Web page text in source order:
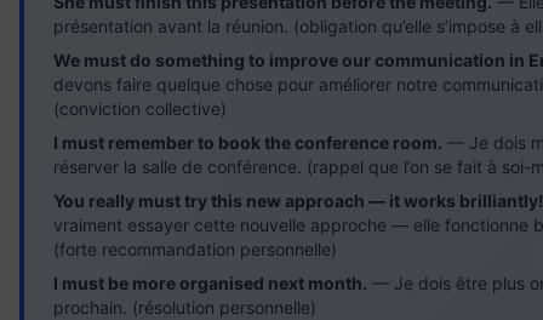
présentation avant la réunion. (obligation qu’elle s’impose à
We must do something to improve our communication in
devons faire quelque chose pour améliorer notre
(conviction collective)
I must remember to book the conference room. — Je dois
réserver la salle de conférence. (rappel que l’on se fait à soi-
You really must try this new approach — it works brilliantly!
vraiment essayer cette nouvelle approche — elle fonctionne
(forte recommandation personnelle)
I must be more organised next month. — Je dois être plus
prochain. (résolution personnelle)